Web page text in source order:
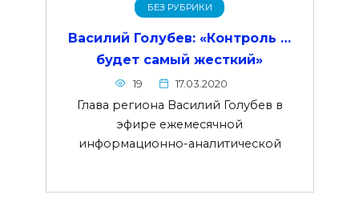
БЕЗ РУБРИКИ
Василий Голубев: «Контроль …
будет самый жесткий»
19 17.03.2020
Глава региона Василий Голубев в
эфире ежемесячной
информационно-аналитической